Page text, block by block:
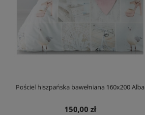
Pościel hiszpańska bawełniana 160x200 Alba
150,00 zł